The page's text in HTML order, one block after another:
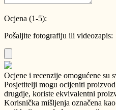
Ocjena (1-5):
Pošaljite fotografiju ili videozapis:
Ocjene i recenzije omogućene su
Posjetitelji mogu ocijeniti
drugdje, koriste ekvivalentni
Korisnička mišljenja označena